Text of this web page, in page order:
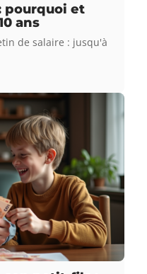
pourquoi et
ans
de salaire : jusqu'à